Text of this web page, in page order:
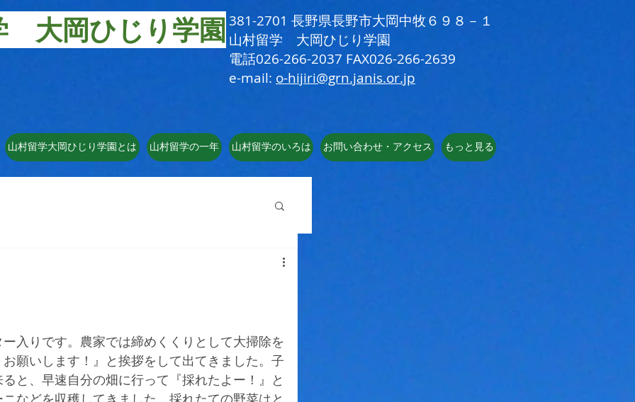
大岡ひじり学園381-2701 長野県長野市大岡中牧６９８－１
​山村留学 大岡ひじり学園
電話026-266-2037 FAX026-266-2639
e-mail: o-hijiri@grn.janis.or.jp
山村留学大岡ひじり学園とは 山村留学の一年 山村留学のいろは お問い合わせ・アクセス もっと見る
入りです。農家では締めくくりとして大掃除を
願いします！』と挨拶をして出てきました。子
と、早速自分の畑に行って『採れたよー！』と
などを収穫してきました。採れたての野菜はと